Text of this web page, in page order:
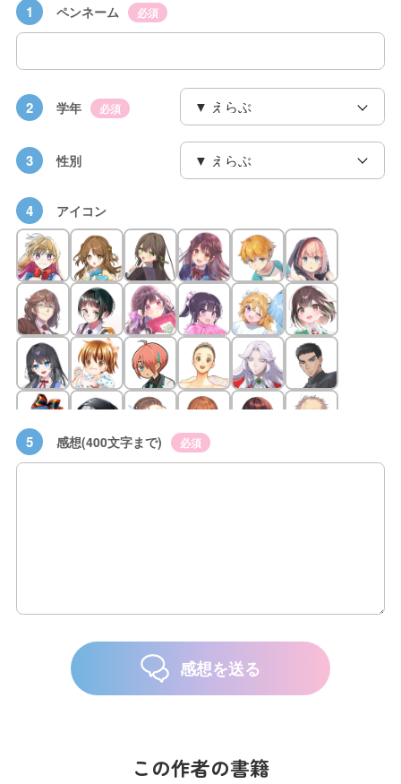
1 ペンネーム 必須
2 学年 必須
3 性別
4 アイコン
5 感想(400文字まで) 必須
感想を送る
この作者の書籍